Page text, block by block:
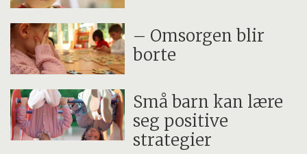
– Omsorgen blir
borte
Små barn kan lære
seg positive
strategier